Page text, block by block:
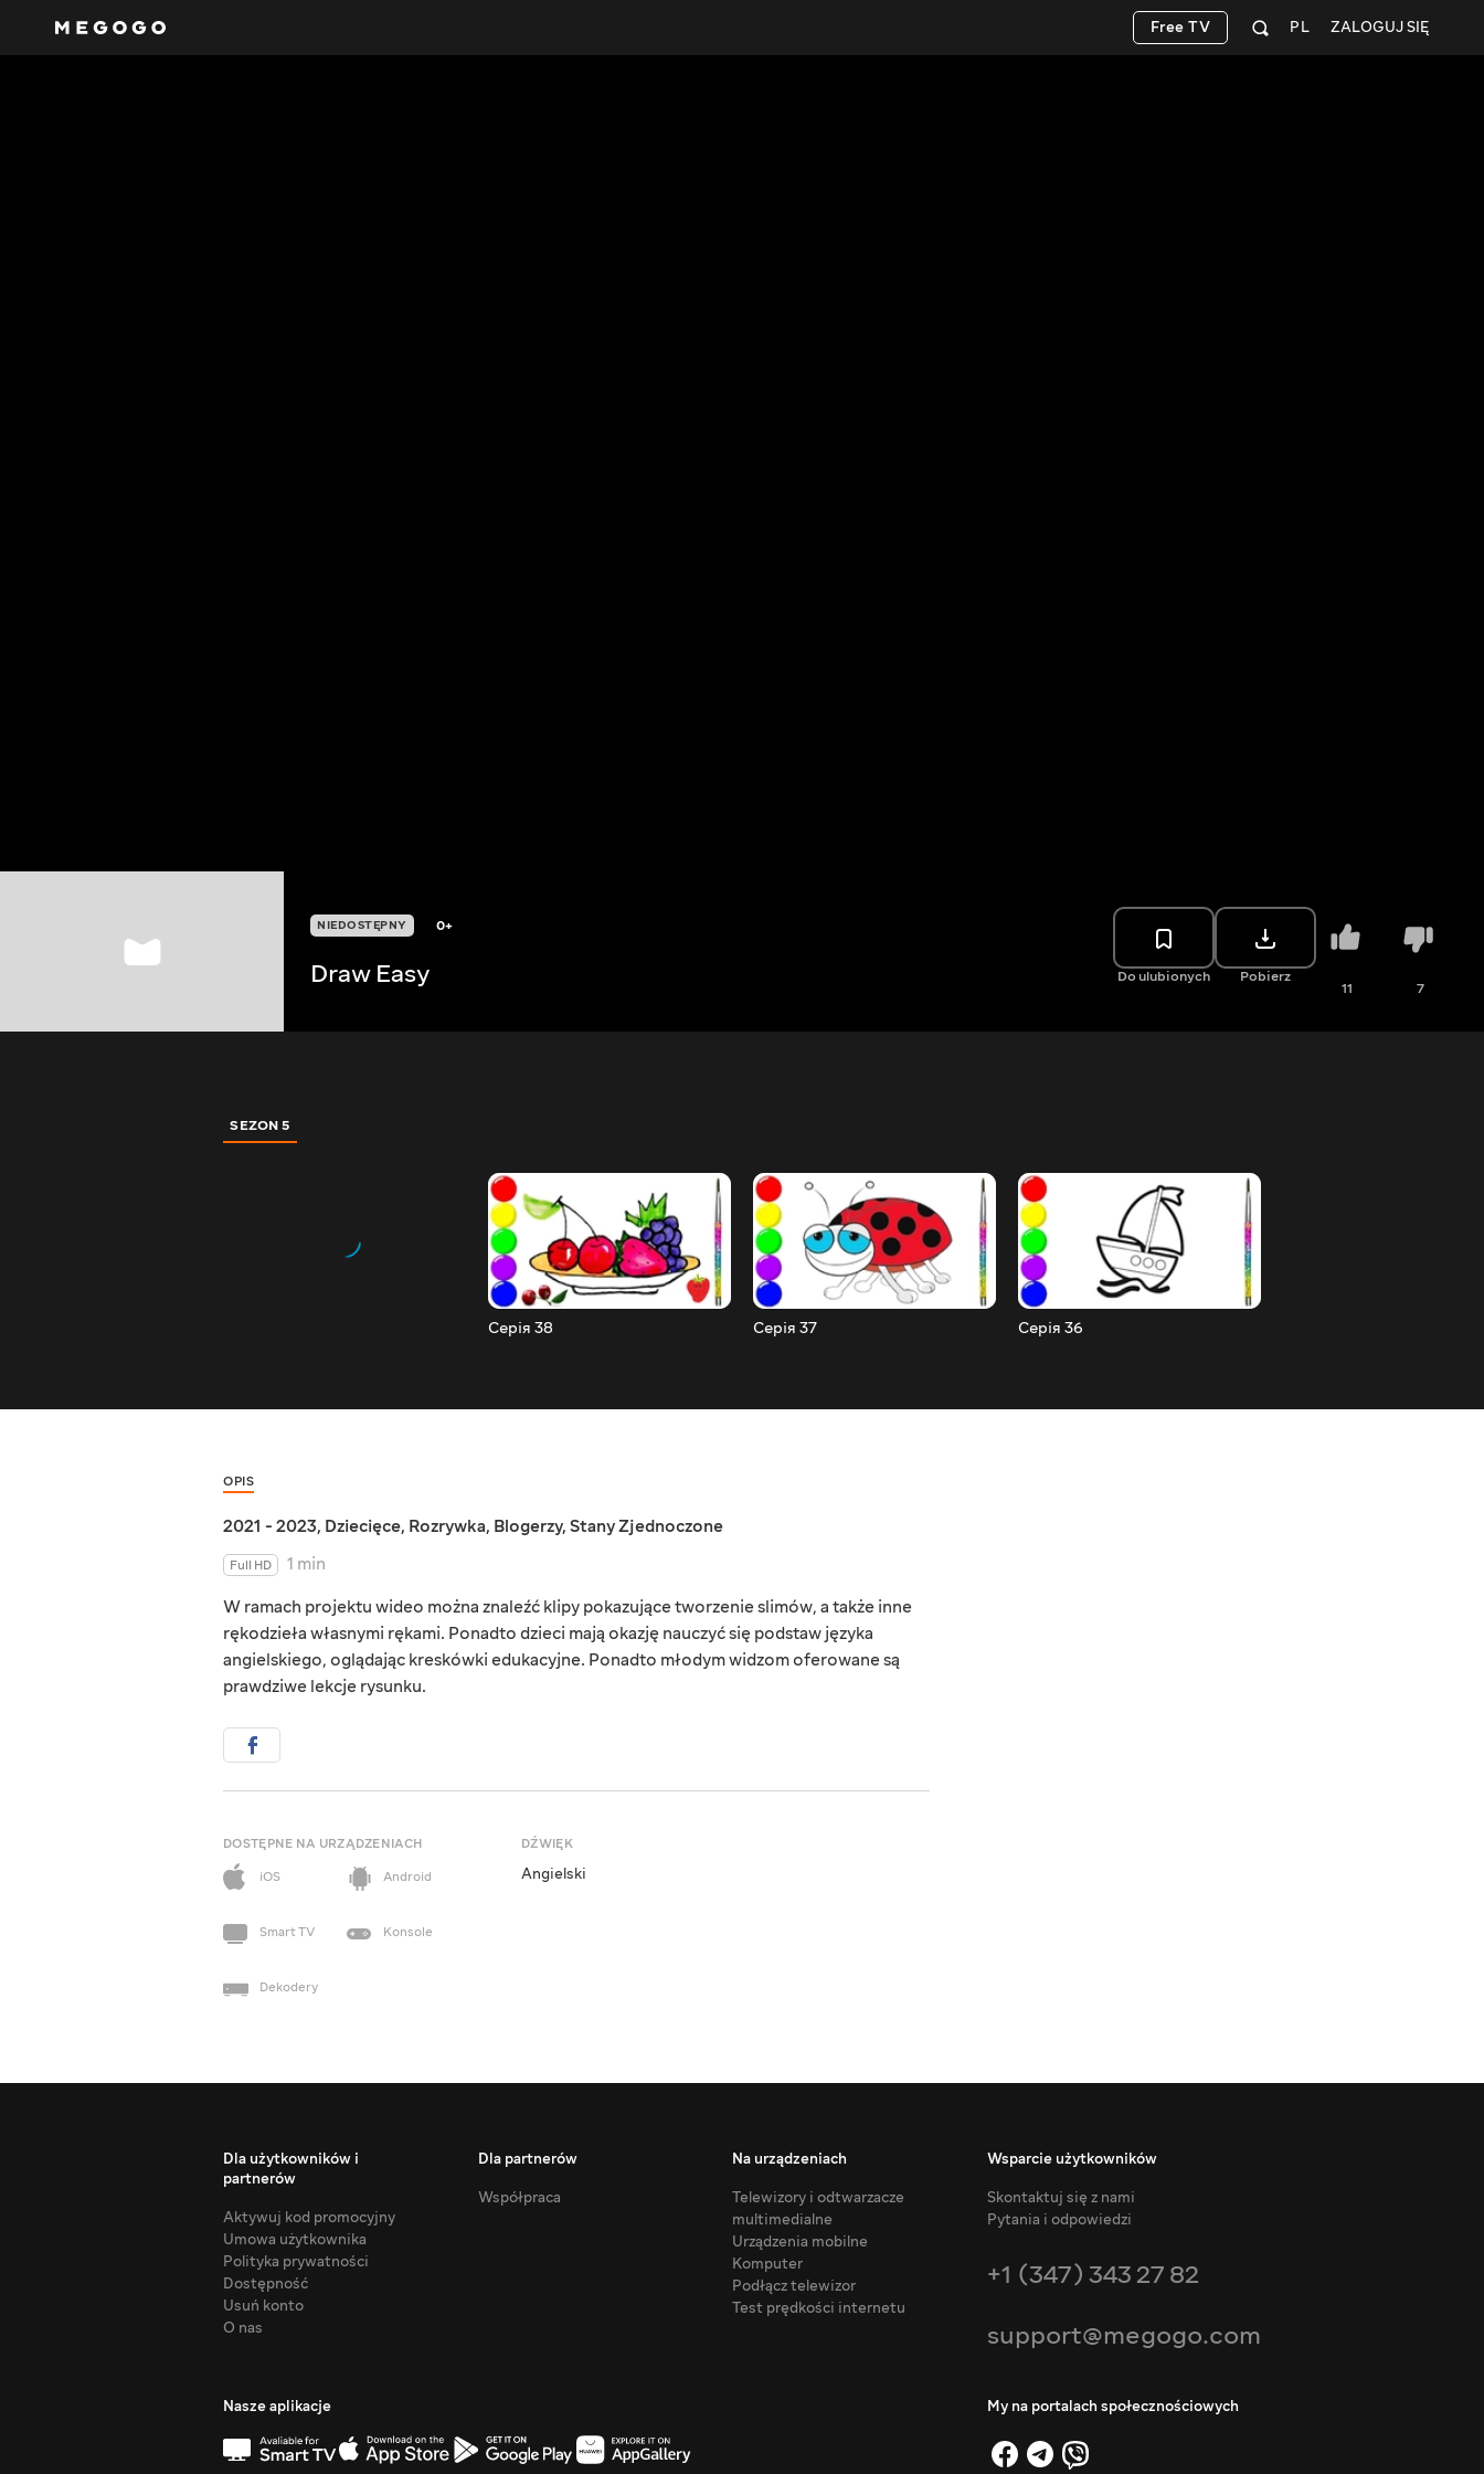
ZALOGUJ SIĘ
PL
Free TV
NIEDOSTĘPNY 0+
Draw Easy Do ulubionych Pobierz
11 7
SEZON 5
Серія 38 Серія 37 Серія 36
OPIS
2021 - 2023, Dziecięce, Rozrywka, Blogerzy, Stany Zjednoczone
Full HD
1 min
W ramach projektu wideo można znaleźć klipy pokazujące tworzenie slimów, a także inne
rękodzieła własnymi rękami. Ponadto dzieci mają okazję nauczyć się podstaw języka
angielskiego, oglądając kreskówki edukacyjne. Ponadto młodym widzom oferowane są
prawdziwe lekcje rysunku.
DOSTĘPNE NA URZĄDZENIACH
iOS
Android
Smart TV Konsole
Dekodery
DŹWIĘK
Angielski
Dla użytkowników i
partnerów
Aktywuj kod promocyjny
Umowa użytkownika
Polityka prywatności
Dostępność
Usuń konto
O nas
Dla partnerów
Współpraca
Na urządzeniach
Telewizory i odtwarzacze
multimedialne
Urządzenia mobilne
Komputer
Podłącz telewizor
Test prędkości internetu
Wsparcie użytkowników
Skontaktuj się z nami
Pytania i odpowiedzi
+1 (347) 343 27 82
support@megogo.com
Nasze aplikacje My na portalach społecznościowych